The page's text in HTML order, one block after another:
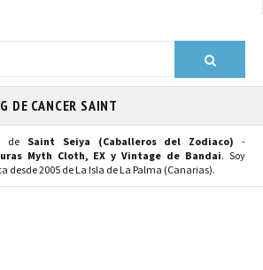
DE CANCER SAINT
de Saint Seiya (Caballeros del Zodiaco) -
Myth Cloth, EX y Vintage de Bandai. Soy
desde 2005 de La Isla de La Palma (Canarias).